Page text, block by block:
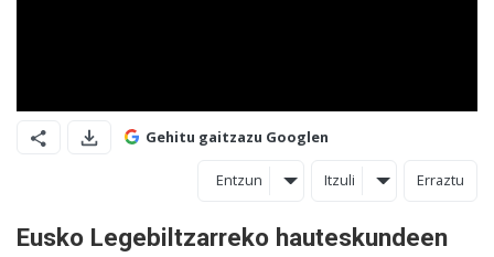
Gehitu gaitzazu Googlen
Entzun Itzuli Erraztu
Eusko Legebiltzarreko hauteskundeen